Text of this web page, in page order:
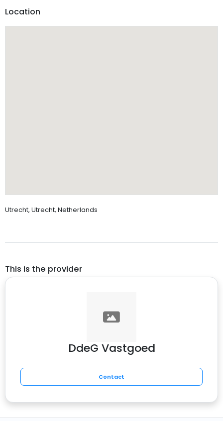
Location
Utrecht, Utrecht, Netherlands
This is the provider
DdeG Vastgoed
Contact